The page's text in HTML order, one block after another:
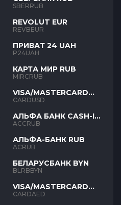
SBERRUB
REVOLUT EUR
REVBEUR
ПРИВАТ 24 UAH
P24UAH
КАРТА МИР RUB
MIRCRUB
VISA/MASTERCARD
USD
CARDUSD
АЛЬФА БАНК CASH-IN
RUB
ACCRUB
АЛЬФА-БАНК RUB
ACRUB
БЕЛАРУСБАНК BYN
BLRBBYN
VISA/MASTERCARD
AED
CARDAED